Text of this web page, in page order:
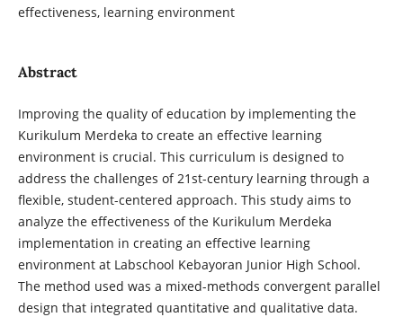
effectiveness, learning environment
Abstract
Improving the quality of education by implementing the
Kurikulum Merdeka to create an effective learning
environment is crucial. This curriculum is designed to
address the challenges of 21st-century learning through a
flexible, student-centered approach. This study aims to
analyze the effectiveness of the Kurikulum Merdeka
implementation in creating an effective learning
environment at Labschool Kebayoran Junior High School.
The method used was a mixed-methods convergent parallel
design that integrated quantitative and qualitative data.